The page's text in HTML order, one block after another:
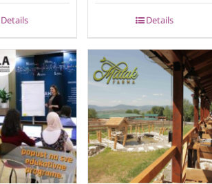
Details Details